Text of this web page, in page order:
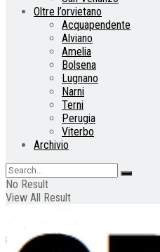
Oltre l’orvietano
Acquapendente
Alviano
Amelia
Bolsena
Lugnano
Narni
Terni
Perugia
Viterbo
Archivio
No Result
View All Result